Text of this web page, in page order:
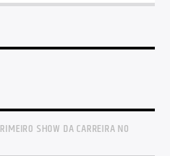
SHOW DA CARREIRA NO